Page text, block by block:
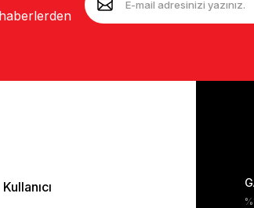
Kullanıcı